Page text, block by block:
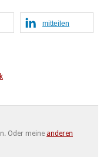
mitteilen
Oder meine anderen